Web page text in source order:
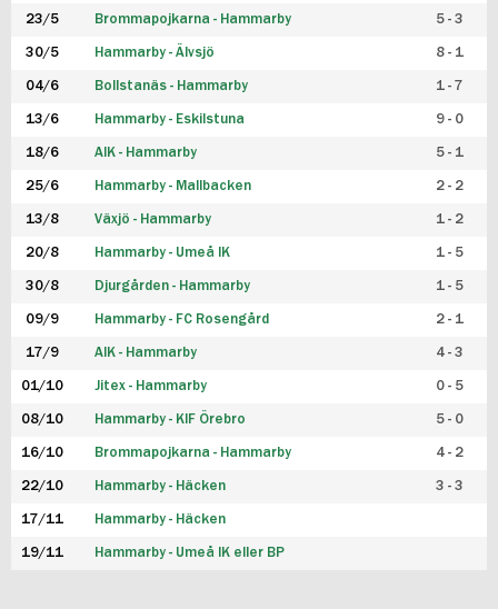
23/5 Brommapojkarna - Hammarby 5 - 3
30/5 Hammarby - Älvsjö 8 - 1
04/6 Bollstanäs - Hammarby 1 - 7
13/6 Hammarby - Eskilstuna 9 - 0
18/6 AIK - Hammarby 5 - 1
25/6 Hammarby - Mallbacken 2 - 2
13/8 Växjö - Hammarby 1 - 2
20/8 Hammarby - Umeå IK 1 - 5
30/8 Djurgården - Hammarby 1 - 5
09/9 Hammarby - FC Rosengård 2 - 1
17/9 AIK - Hammarby 4 - 3
01/10 Jitex - Hammarby 0 - 5
08/10 Hammarby - KIF Örebro 5 - 0
16/10 Brommapojkarna - Hammarby 4 - 2
22/10 Hammarby - Häcken 3 - 3
17/11 Hammarby - Häcken
19/11 Hammarby - Umeå IK eller BP